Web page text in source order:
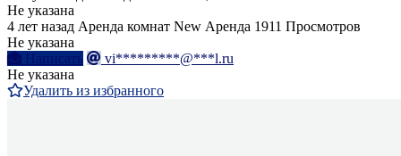
Не указана
4 лет назад Аренда комнат New Аренда 1911 Просмотров
Не указана
Написать
vi*********@***l.ru
Не указана
Удалить из избранного